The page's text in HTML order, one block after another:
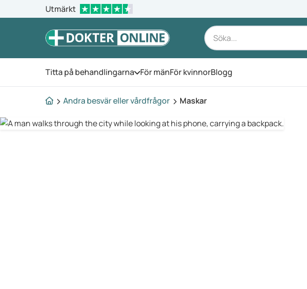
Utmärkt
Titta på behandlingarna Öppna menyn
För mänFör kvinnorBlogg
Andra besvär eller vårdfrågor Maskar